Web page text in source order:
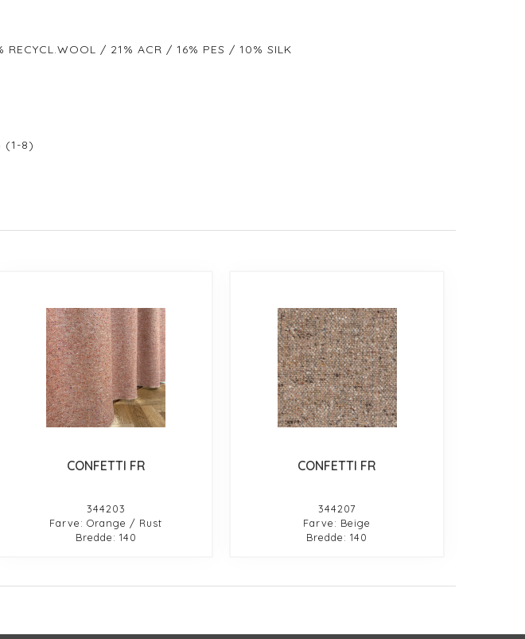
RECYCL.WOOL / 21% ACR / 16% PES / 10% SILK
(1-8)
CONFETTI FR
344203
Farve: Orange / Rust
Bredde: 140
CONFETTI FR
344207
Farve: Beige
Bredde: 140